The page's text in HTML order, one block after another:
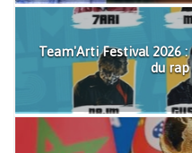
Team'Arti Festival 2026
du